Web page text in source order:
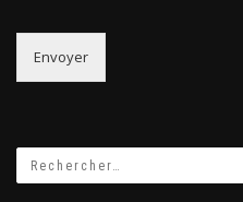
Envoyer